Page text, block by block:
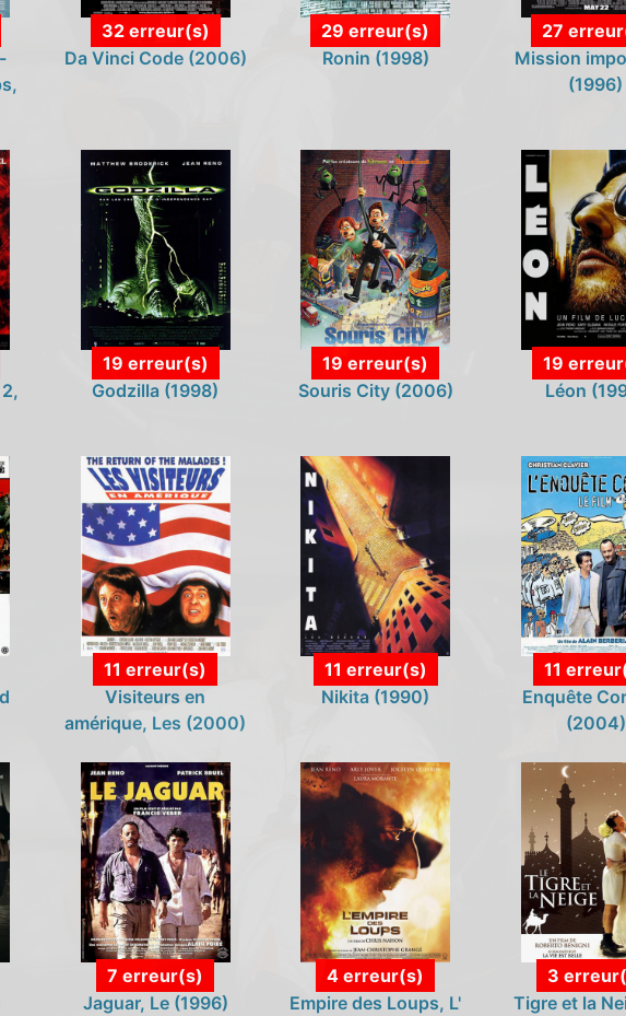
32 erreur(s)
Da Vinci Code (2006)
29 erreur(s)
Ronin (1998)
27
Mission
(1996)
19 erreur(s)
Godzilla (1998)
19 erreur(s)
Souris City (2006)
19
Léon
11 erreur(s)
Visiteurs en
amérique, Les (2000)
11 erreur(s)
Nikita (1990)
11
Enquête
(2004)
7 erreur(s)
Jaguar, Le (1996)
4 erreur(s)
Empire des Loups, L'
3
Tigre et la